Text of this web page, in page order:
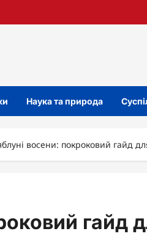
Наука та природа
восени: покроковий гайд
гайд